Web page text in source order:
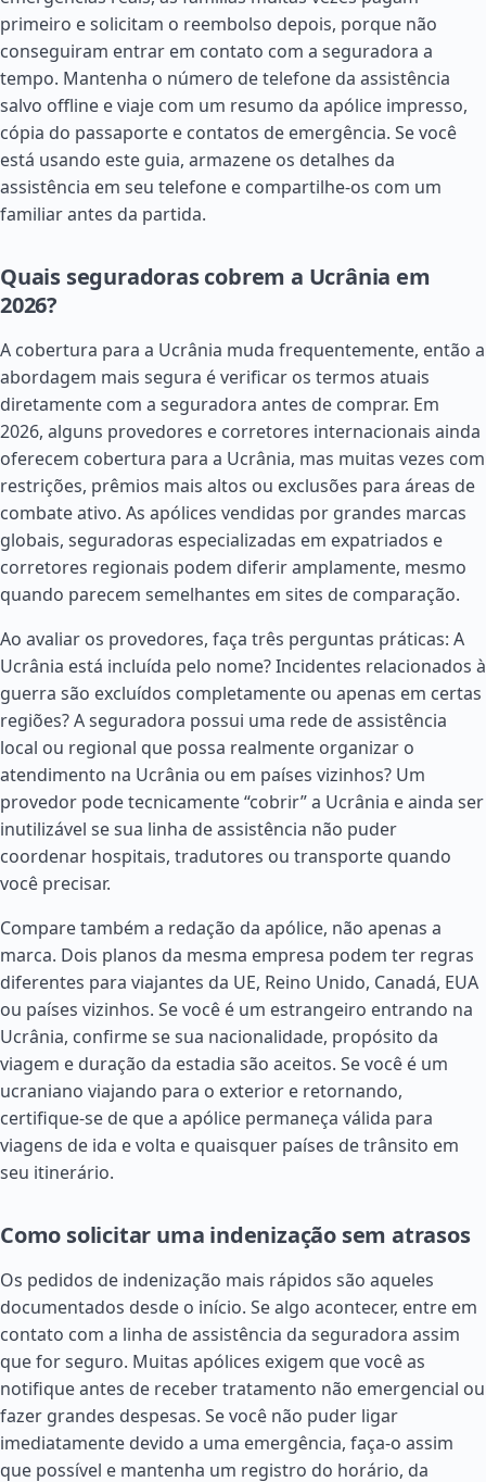
primeiro e solicitam o reembolso depois, porque não
conseguiram entrar em contato com a seguradora a
tempo. Mantenha o número de telefone da assistência
salvo offline e viaje com um resumo da apólice impresso,
cópia do passaporte e contatos de emergência. Se você
está usando este guia, armazene os detalhes da
assistência em seu telefone e compartilhe-os com um
familiar antes da partida.
Quais seguradoras cobrem a Ucrânia em
2026?
A cobertura para a Ucrânia muda frequentemente, então a
abordagem mais segura é verificar os termos atuais
diretamente com a seguradora antes de comprar. Em
2026, alguns provedores e corretores internacionais ainda
oferecem cobertura para a Ucrânia, mas muitas vezes com
restrições, prêmios mais altos ou exclusões para áreas de
combate ativo. As apólices vendidas por grandes marcas
globais, seguradoras especializadas em expatriados e
corretores regionais podem diferir amplamente, mesmo
quando parecem semelhantes em sites de comparação.
Ao avaliar os provedores, faça três perguntas práticas: A
Ucrânia está incluída pelo nome? Incidentes relacionados à
guerra são excluídos completamente ou apenas em certas
regiões? A seguradora possui uma rede de assistência
local ou regional que possa realmente organizar o
atendimento na Ucrânia ou em países vizinhos? Um
provedor pode tecnicamente “cobrir” a Ucrânia e ainda ser
inutilizável se sua linha de assistência não puder
coordenar hospitais, tradutores ou transporte quando
você precisar.
Compare também a redação da apólice, não apenas a
marca. Dois planos da mesma empresa podem ter regras
diferentes para viajantes da UE, Reino Unido, Canadá, EUA
ou países vizinhos. Se você é um estrangeiro entrando na
Ucrânia, confirme se sua nacionalidade, propósito da
viagem e duração da estadia são aceitos. Se você é um
ucraniano viajando para o exterior e retornando,
certifique-se de que a apólice permaneça válida para
viagens de ida e volta e quaisquer países de trânsito em
seu itinerário.
Como solicitar uma indenização sem atrasos
Os pedidos de indenização mais rápidos são aqueles
documentados desde o início. Se algo acontecer, entre em
contato com a linha de assistência da seguradora assim
que for seguro. Muitas apólices exigem que você as
notifique antes de receber tratamento não emergencial ou
fazer grandes despesas. Se você não puder ligar
imediatamente devido a uma emergência, faça-o assim
que possível e mantenha um registro do horário, da